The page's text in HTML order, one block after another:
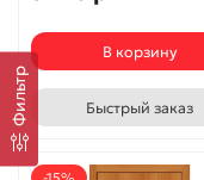
Фильтр
В корзину
Быстрый заказ